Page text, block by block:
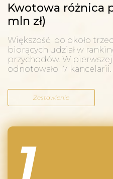
Kwotowa różnica
mln zł)
Większość, bo około
biorących udział w
przychodów. W
odnotowało 17 kancelarii.
Zestawienie
1